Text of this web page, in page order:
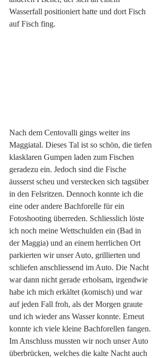
Wasserfall positioniert hatte und dort Fisch
auf Fisch fing.
Nach dem Centovalli gings weiter ins
Maggiatal. Dieses Tal ist so schön, die tiefen
klasklaren Gumpen laden zum Fischen
geradezu ein. Jedoch sind die Fische
äusserst scheu und verstecken sich tagsüber
in den Felsritzen. Dennoch konnte ich die
eine oder andere Bachforelle für ein
Fotoshooting überreden. Schliesslich löste
ich noch meine Wettschulden ein (Bad in
der Maggia) und an einem herrlichen Ort
parkierten wir unser Auto, grillierten und
schliefen anschliessend im Auto. Die Nacht
war dann nicht gerade erholsam, irgendwie
habe ich mich erkältet (komisch) und war
auf jeden Fall froh, als der Morgen graute
und ich wieder ans Wasser konnte. Erneut
konnte ich viele kleine Bachforellen fangen.
Im Anschluss mussten wir noch unser Auto
überbrücken, welches die kalte Nacht auch